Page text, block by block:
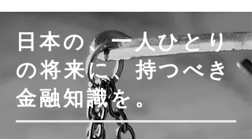
日本の、一人ひとり
の将来に、持つべき
金融知識を。